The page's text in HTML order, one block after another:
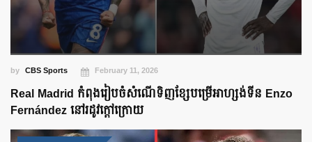
by CBS Sports February 11, 2026
Real Madrid កំពុងរៀបចំសំណើទិញខ្សែបម្រើអាហ្សង់ទីន Enzo
Fernández នៅរដូវក្តៅក្រោយ